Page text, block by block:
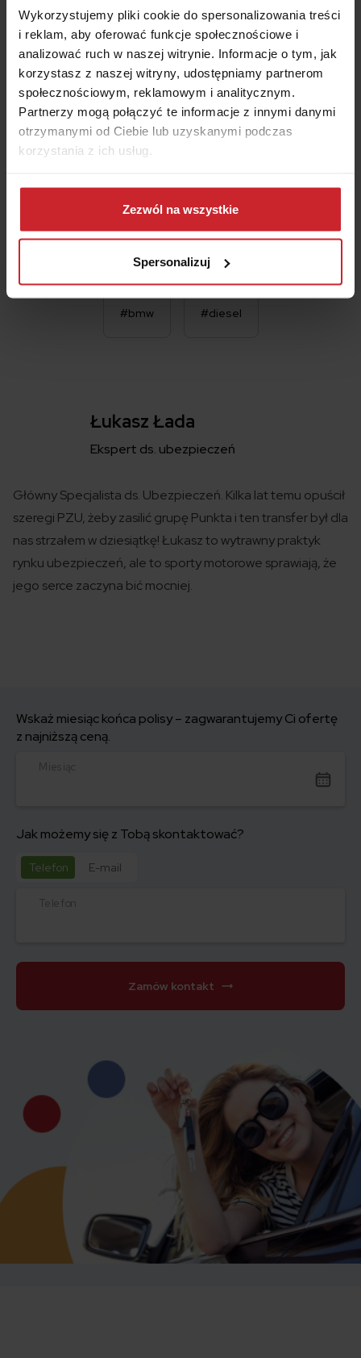
Wykorzystujemy pliki cookie do spersonalizowania treści
i reklam, aby oferować funkcje społecznościowe i
analizować ruch w naszej witrynie. Informacje o tym, jak
korzystasz z naszej witryny, udostępniamy partnerom
społecznościowym, reklamowym i analitycznym.
Partnerzy mogą połączyć te informacje z innymi danymi
otrzymanymi od Ciebie lub uzyskanymi podczas
korzystania z ich usług.
Dowiedz się więcej na temat tego, kim jesteśmy, jak
można się z nami skontaktować i w jaki sposób
przetwarzamy dane osobowe w ramachPolityki
Zezwól na wszystkie
Spersonalizuj
Data urodzenia właściciela pojazdu
Regulamin
świadczenia usług drogą
elektroniczną i zawierania umów na odległość oraz
Informacjeo multiagencie i administratorze danych.
OBLICZ SKŁADKĘ OC/AC
#bmw #diesel
Łukasz Łada
Ekspert ds. ubezpieczeń
Główny Specjalista ds. Ubezpieczeń. Kilka lat temu opuścił
szeregi PZU, żeby zasilić grupę Punkta i ten transfer był dla
nas strzałem w dziesiątkę! Łukasz to wytrawny praktyk
rynku ubezpieczeń, ale to sporty motorowe sprawiają, że
jego serce zaczyna bić mocniej.
Wskaż miesiąc końca polisy – zagwarantujemy Ci ofertę
z najniższą ceną.
Miesiąc
Jak możemy się z Tobą skontaktować?
Telefon E-mail
Telefon
Zamów kontakt